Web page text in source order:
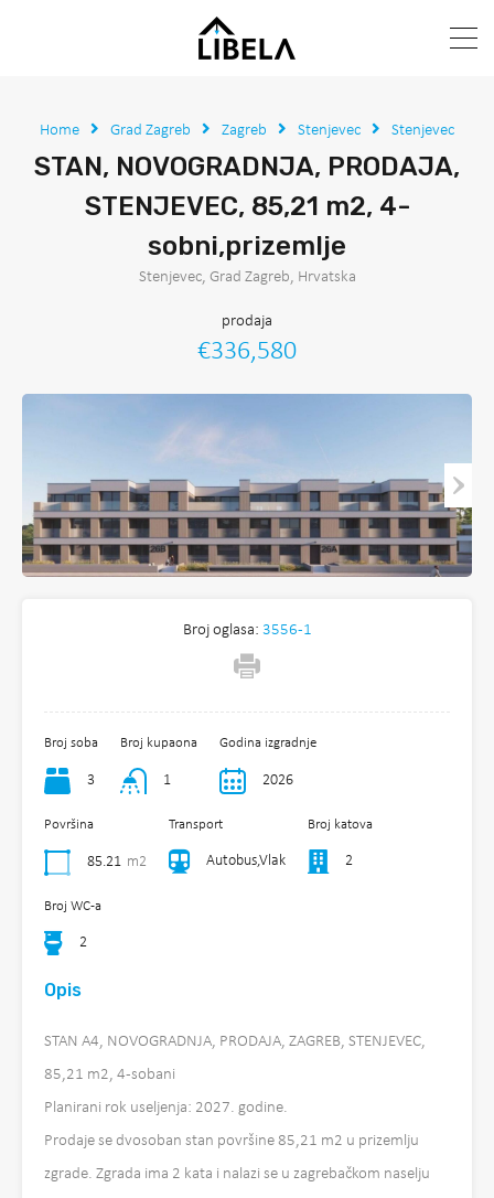
Home Grad Zagreb Zagreb Stenjevec Stenjevec
STAN, NOVOGRADNJA, PRODAJA,
STENJEVEC, 85,21 m2, 4-
sobni,prizemlje
Stenjevec, Grad Zagreb, Hrvatska
prodaja
€336,580
Broj oglasa: 3556-1
Broj soba
3
Broj kupaona
1
Godina izgradnje
2026
Površina
85.21 m2
Transport
Autobus,Vlak
Broj katova
2
Broj WC-a
2
Opis
STAN A4, NOVOGRADNJA, PRODAJA, ZAGREB, STENJEVEC,
85,21 m2, 4-sobani
Planirani rok useljenja: 2027. godine.
Prodaje se dvosoban stan površine 85,21 m2 u prizemlju
zgrade. Zgrada ima 2 kata i nalazi se u zagrebačkom naselju